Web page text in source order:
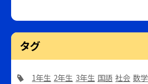
タグ
1年生 2年生 3年生 国語 社会 数学